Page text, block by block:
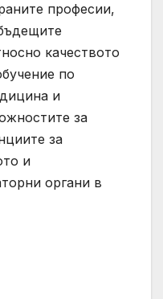
професии,
качеството
по
и
за
за
и
органи в